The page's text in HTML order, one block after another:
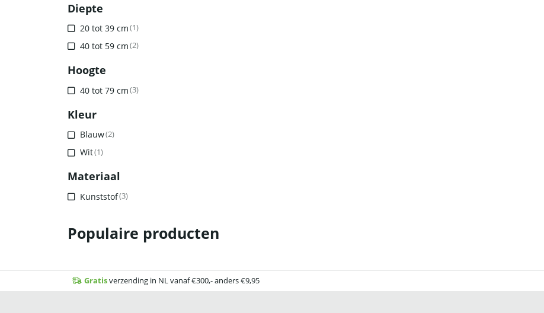
Diepte
20 tot 39 cm(1)
40 tot 59 cm(2)
Hoogte
40 tot 79 cm(3)
Kleur
Blauw(2)
Wit(1)
Materiaal
Kunststof(3)
Populaire producten
Gratisverzending in NL vanaf €300,- anders €9,95